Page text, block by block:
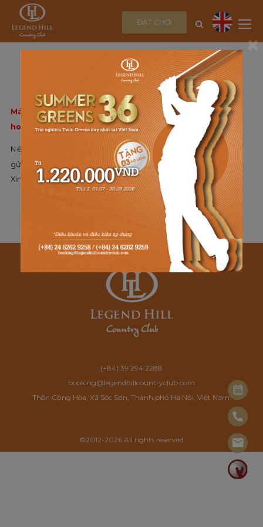
ĐẶT CHƠI
THÔNG BÁO
Máy chủ web đã gặp phải sự cố bất ngờ và không thể
hoàn thành yêu cầu của bạn
Nếu bạn muốn liên hệ với Admin để thông báo, vui lòng
gửi Email: ducvinh83@yahoo.com
Xin cảm ơn !
(+84) 39 294 2288
booking@legendhillcountryclub.com
Thôn Cộng Hòa, Xã Sóc Sơn, Thành phố Hà Nội, Việt Nam.
©2012-2026 All rights reserved
×